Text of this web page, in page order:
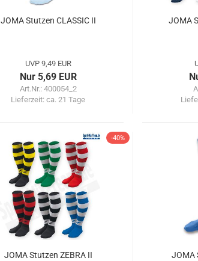
JOMA Stutzen CLASSIC II
UVP 9,49 EUR
Nur 5,69 EUR
Art.Nr.: 400054_2
Lieferzeit:ca. 21 Tage
JOMA
-40%
JOMA Stutzen ZEBRA II JOMA